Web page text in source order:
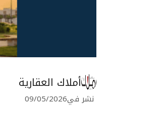
أملاك العقارية
نشر في09/05/2026